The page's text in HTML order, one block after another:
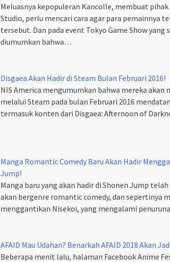
Meluasnya kepopuleran Kancolle, membuat
Studio, perlu mencari cara agar para pemainnya
tersebut. Dan pada event Tokyo Game Show yang
diumumkan bahwa…
Disgaea Akan Hadir di Steam Bulan Februari 2016!
NIS America mengumumkan bahwa mereka akan
melalui Steam pada bulan Februari 2016
termasuk konten dari Disgaea: Afternoon of
Manga Romantic Comedy Baru Akan Hadir
Jump!
Manga baru yang akan hadir di Shonen Jump
akan bergenre romantic comedy, dan sepertinya
menggantikan Nisekoi, yang mengalami
AFAID Mau Udahan? Benarkah AFAID 2018 Akan
Beberapa menit lalu, halaman Facebook Anime